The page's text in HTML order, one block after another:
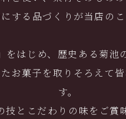
する品づくりが当店の
をはじめ、歴史ある菊池
お菓子を取りそろえて
す。
技とこだわりの味をご賞